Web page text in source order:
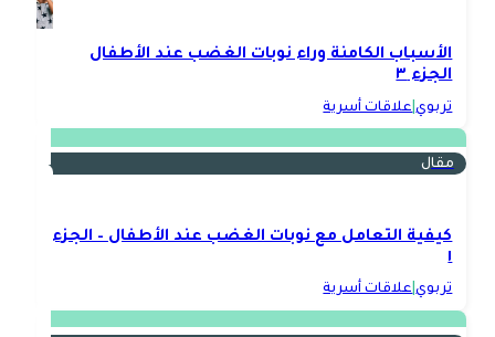
الأسباب الكامنة وراء نوبات الغضب عند الأطفال
الجزء ٣
تربوي| علاقات أسرية
مقال
كيفية التعامل مع نوبات الغضب عند الأطفال – الجزء
١
تربوي|علاقات أسرية